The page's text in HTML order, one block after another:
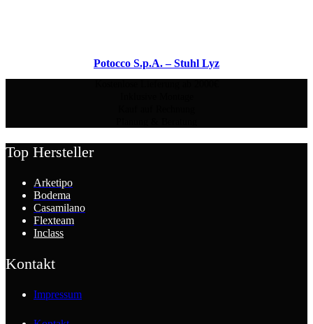
Potocco S.p.A. – Stuhl Lyz
Top Hersteller
Arketipo
Bodema
Casamilano
Flexteam
Inclass
Kontakt
Impressum